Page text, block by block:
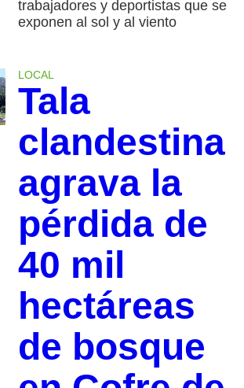
trabajadores y deportistas que se
exponen al sol y al viento
LOCAL
Tala
clandestina
agrava la
pérdida de
40 mil
hectáreas
de bosque